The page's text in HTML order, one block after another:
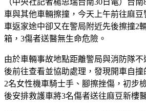
車與其他車輛擦撞，今天上午前往麻
車返家途中卻又在警局附近先後擦撞2
箱，3傷者送醫無生命危險。
由於車輛事故地點距離警局與消防隊
後前往查看並協助處理，發現開車自撞
2名女性機車騎士手、腳擦挫傷，初步
後安排救護車將3名傷者送往麻豆新樓